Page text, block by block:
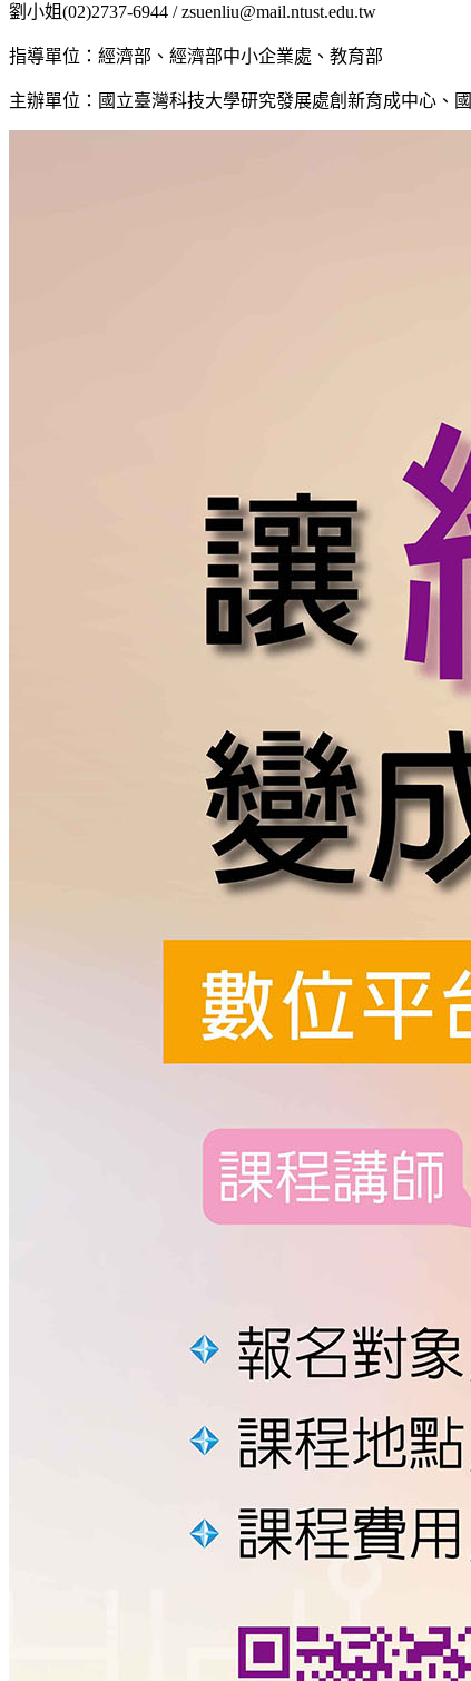
劉小姐(02)2737-6944 / zsuenliu@mail.ntust.edu.tw
指導單位：經濟部、經濟部中小企業處、教育部
主辦單位：國立臺灣科技大學研究發展處創新育成中心、